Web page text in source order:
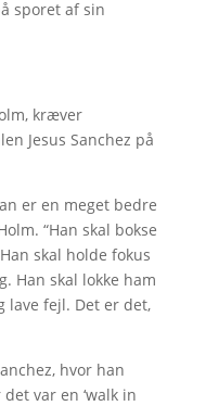
sporet af sin
kræver
Jesus Sanchez på
er en meget bedre
“Han skal bokse
skal holde fokus
Han skal lokke ham
lave fejl. Det er det,
hvor han
var en ‘walk in